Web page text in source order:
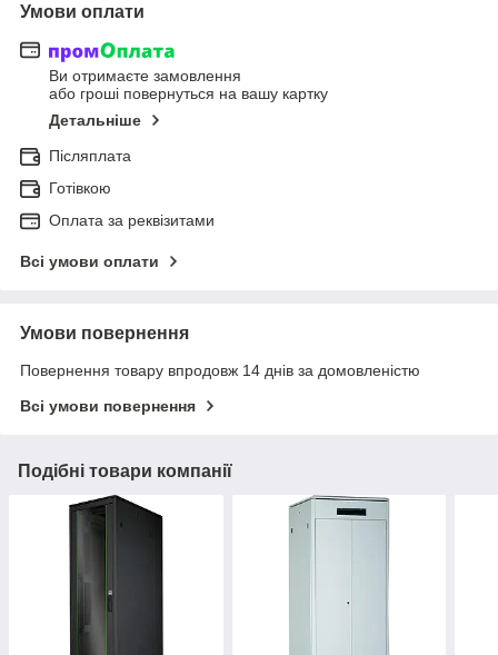
Умови оплати
Ви отримаєте замовлення
або гроші повернуться на вашу картку
Детальніше
Післяплата
Готівкою
Оплата за реквізитами
Всі умови оплати
Умови повернення
Повернення товару впродовж 14 днів за домовленістю
Всі умови повернення
Подібні товари компанії